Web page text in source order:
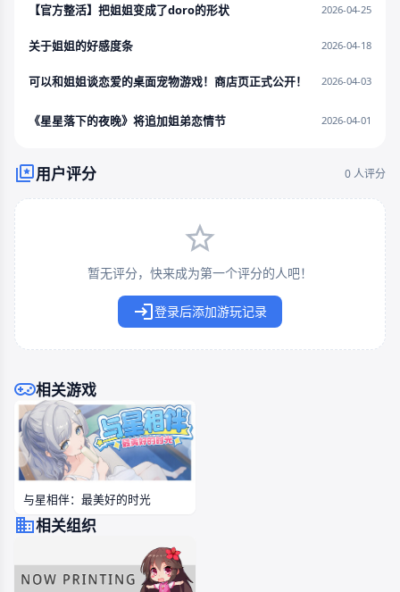
【官方整活】把姐姐变成了doro的形状 2026-04-25
关于姐姐的好感度条 2026-04-18
可以和姐姐谈恋爱的桌面宠物游戏！商店页正式公开！ 2026-04-03
《星星落下的夜晚》将追加姐弟恋情节 2026-04-01
相关游戏
与星相伴：最美好的时光
相关组织
用户评分 0 人评分
暂无评分，快来成为第一个评分的人吧！
登录后添加游玩记录